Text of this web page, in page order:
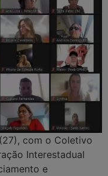
com o Coletivo
Interestadual
e